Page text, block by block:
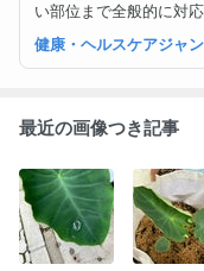
い部位まで全般的に対
ティックトレーナー資
アもお任せください！
健康・ヘルスケアジャ
最近の画像つき記事